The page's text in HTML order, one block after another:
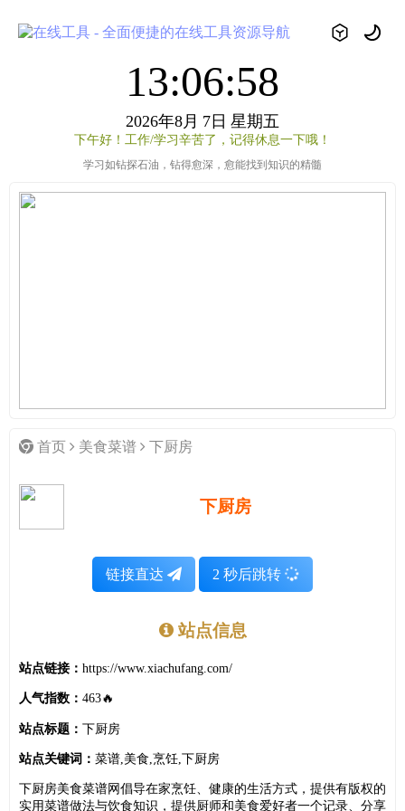
13:06:58
2026年8月 7日 星期五
下午好！工作/学习辛苦了，记得休息一下哦！
学习如钻探石油，钻得愈深，愈能找到知识的精髓
首页 美食菜谱 下厨房
下厨房
链接直达 2 秒后跳转
站点信息
站点链接： https://www.xiachufang.com/
人气指数： 463🔥
站点标题： 下厨房
站点关键词： 菜谱,美食,烹饪,下厨房
下厨房美食菜谱网倡导在家烹饪、健康的生活方式，提供有版权的
实用菜谱做法与饮食知识，提供厨师和美食爱好者一个记录、分享